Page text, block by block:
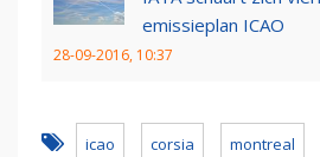
emissieplan ICAO
28-09-2016, 10:37
icao corsia montreal